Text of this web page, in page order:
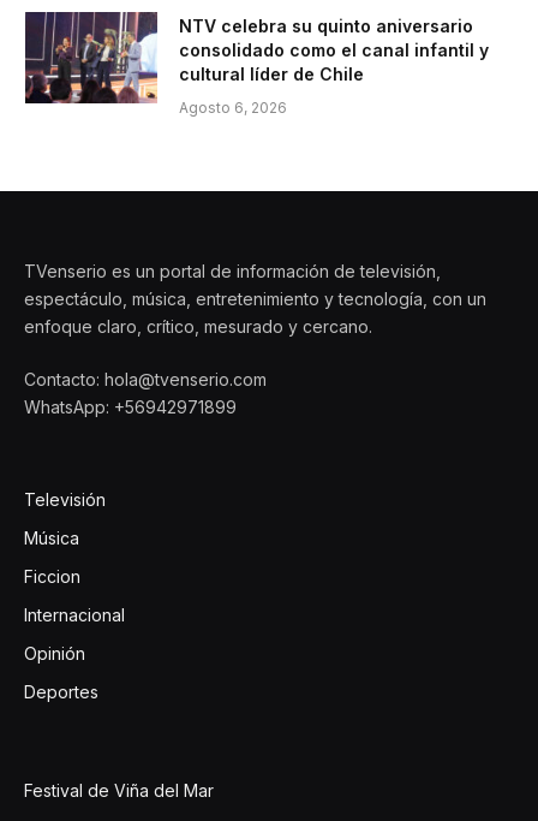
NTV celebra su quinto aniversario
consolidado como el canal infantil y
cultural líder de Chile
Agosto 6, 2026
TVenserio es un portal de información de televisión,
espectáculo, música, entretenimiento y tecnología, con un
enfoque claro, crítico, mesurado y cercano.
Contacto: hola@tvenserio.com
WhatsApp: +56942971899
Televisión
Música
Ficcion
Internacional
Opinión
Deportes
Festival de Viña del Mar